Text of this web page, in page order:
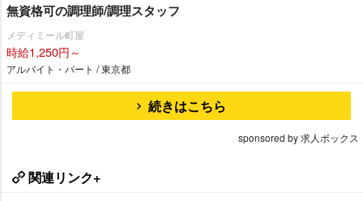
無資格可の調理師/調理スタッフ
メディミール町屋
時給1,250円～
アルバイト・パート / 東京都
続きはこちら
sponsored by 求人ボックス
関連リンク+